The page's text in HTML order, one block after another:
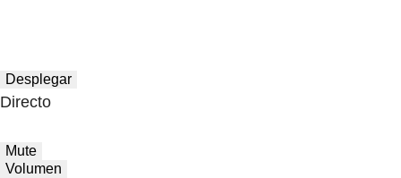
Desplegar
Directo
Mute
Volumen